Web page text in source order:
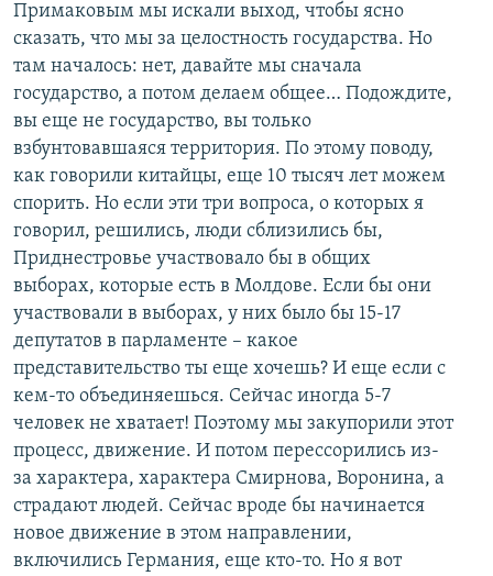
Примаковым мы искали выход, чтобы ясно
сказать, что мы за целостность государства. Но
там началось: нет, давайте мы сначала
государство, а потом делаем общее… Подождите,
вы еще не государство, вы только
взбунтовавшаяся территория. По этому поводу,
как говорили китайцы, еще 10 тысяч лет можем
спорить. Но если эти три вопроса, о которых я
говорил, решились, люди сблизились бы,
Приднестровье участвовало бы в общих
выборах, которые есть в Молдове. Если бы они
участвовали в выборах, у них было бы 15-17
депутатов в парламенте – какое
представительство ты еще хочешь? И еще если с
кем-то объединяешься. Сейчас иногда 5-7
человек не хватает! Поэтому мы закупорили этот
процесс, движение. И потом перессорились из-
за характера, характера Смирнова, Воронина, а
страдают людей. Сейчас вроде бы начинается
новое движение в этом направлении,
включились Германия, еще кто-то. Но я вот